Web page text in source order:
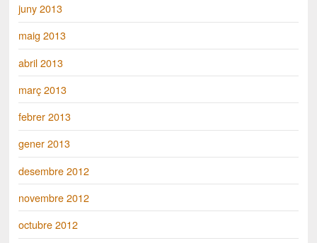
juny 2013
maig 2013
abril 2013
març 2013
febrer 2013
gener 2013
desembre 2012
novembre 2012
octubre 2012